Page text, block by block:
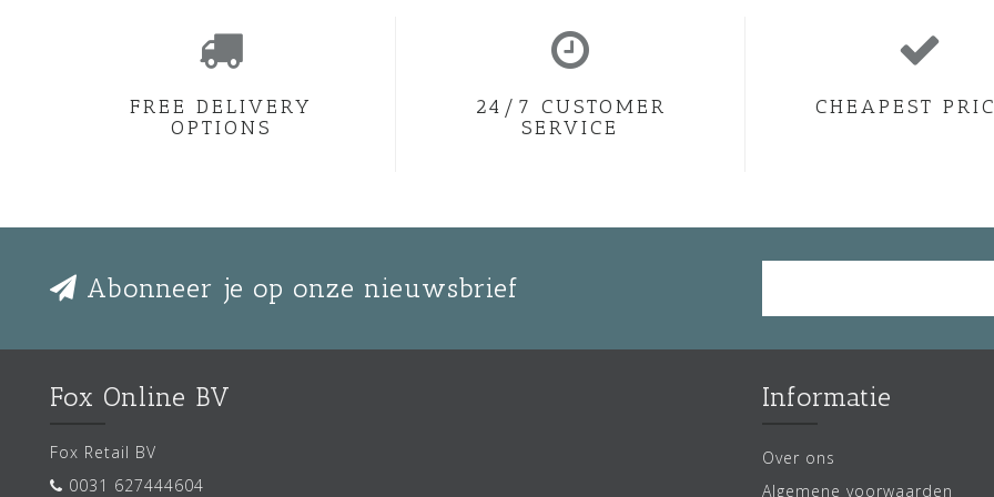
FREE DELIVERY
OPTIONS
24/7 CUSTOMER
SERVICE
CHEAPEST
Abonneer je op onze nieuwsbrief
Fox Online BV
Fox Retail BV
0031 627444604
Informatie
Over ons
Algemene voorwaarden